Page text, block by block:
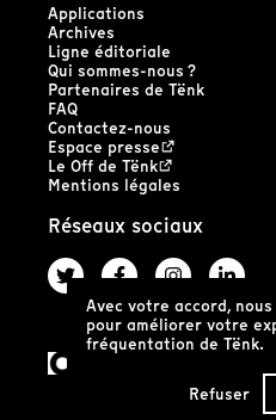
Avec votre accord,
pour améliorer votre
fréquentation de Tënk.
Refuser
Applications
Archives
Ligne éditoriale
Qui sommes-nous ?
Partenaires de Tënk
FAQ
Contactez-nous
Espace presse
Le Off de Tënk
Mentions légales
Réseaux sociaux